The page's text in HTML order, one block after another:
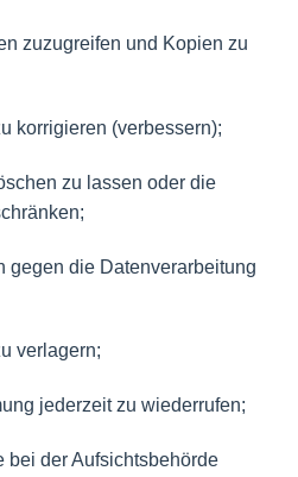
zuzugreifen und Kopien zu
korrigieren (verbessern);
zu lassen oder die
gegen die Datenverarbeitung
verlagern;
jederzeit zu wiederrufen;
bei der Aufsichtsbehörde